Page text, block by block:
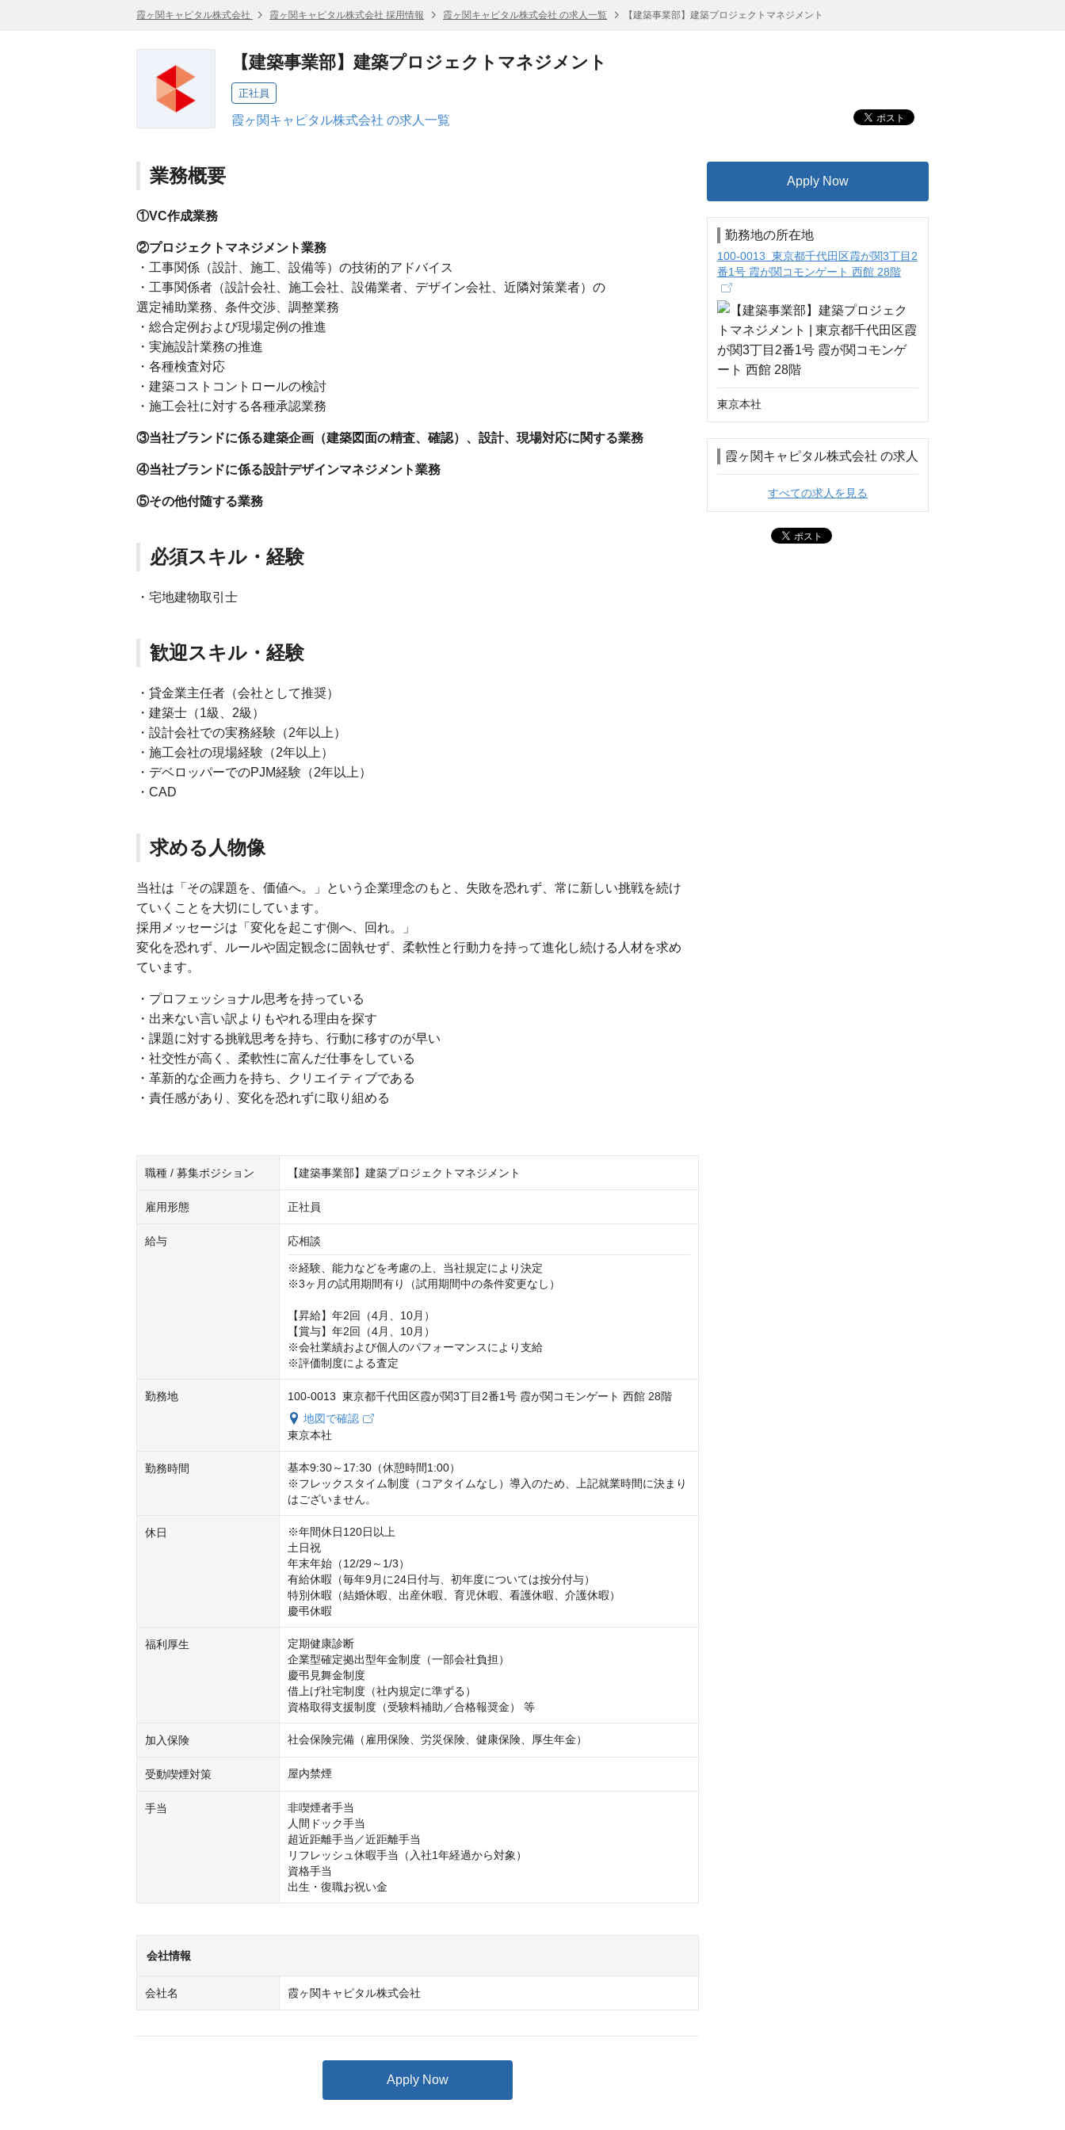
霞ヶ関キャピタル株式会社 霞ヶ関キャピタル株式会社 採用情報 霞ヶ関キャピタル株式会社 の求人一覧 【建築事業部】建築プロジェクトマネジメント
【建築事業部】建築プロジェクトマネジメント
正社員
霞ヶ関キャピタル株式会社 の求人一覧
業務概要
①VC作成業務
②プロジェクトマネジメント業務
・工事関係（設計、施工、設備等）の技術的アドバイス
・工事関係者（設計会社、施工会社、設備業者、デザイン会社、近隣対策業者）の
選定補助業務、条件交渉、調整業務
・総合定例および現場定例の推進
・実施設計業務の推進
・各種検査対応
・建築コストコントロールの検討
・施工会社に対する各種承認業務
③当社ブランドに係る建築企画（建築図面の精査、確認）、設計、現場対応に関する業務
④当社ブランドに係る設計デザインマネジメント業務
⑤その他付随する業務
必須スキル・経験
・宅地建物取引士
歓迎スキル・経験
・貸金業主任者（会社として推奨）
・建築士（1級、2級）
・設計会社での実務経験（2年以上）
・施工会社の現場経験（2年以上）
・デベロッパーでのPJM経験（2年以上）
・CAD
求める人物像
当社は「その課題を、価値へ。」という企業理念のもと、失敗を恐れず、常に新しい挑戦を続け
ていくことを大切にしています。
採用メッセージは「変化を起こす側へ、回れ。」
変化を恐れず、ルールや固定観念に固執せず、柔軟性と行動力を持って進化し続ける人材を求め
ています。
・プロフェッショナル思考を持っている
・出来ない言い訳よりもやれる理由を探す
・課題に対する挑戦思考を持ち、行動に移すのが早い
・社交性が高く、柔軟性に富んだ仕事をしている
・革新的な企画力を持ち、クリエイティブである
・責任感があり、変化を恐れずに取り組める
職種 / 募集ポジション 【建築事業部】建築プロジェクトマネジメント
雇用形態 正社員
給与 応相談
※経験、能力などを考慮の上、当社規定により決定
※3ヶ月の試用期間有り（試用期間中の条件変更なし）
【昇給】年2回（4月、10月）
【賞与】年2回（4月、10月）
※会社業績および個人のパフォーマンスにより支給
※評価制度による査定
勤務地
100-0013 東京都千代田区霞が関3丁目2番1号 霞が関コモンゲート 西館 28階
地図で確認
東京本社
勤務時間
基本9:30～17:30（休憩時間1:00）
※フレックスタイム制度（コアタイムなし）導入のため、上記就業時間に決まり
はございません。
休日
※年間休日120日以上
土日祝
年末年始（12/29～1/3）
有給休暇（毎年9月に24日付与、初年度については按分付与）
特別休暇（結婚休暇、出産休暇、育児休暇、看護休暇、介護休暇）
慶弔休暇
福利厚生
定期健康診断
企業型確定拠出型年金制度（一部会社負担）
慶弔見舞金制度
借上げ社宅制度（社内規定に準ずる）
資格取得支援制度（受験料補助／合格報奨金） 等
加入保険 社会保険完備（雇用保険、労災保険、健康保険、厚生年金）
受動喫煙対策 屋内禁煙
手当
非喫煙者手当
人間ドック手当
超近距離手当／近距離手当
リフレッシュ休暇手当（入社1年経過から対象）
資格手当
出生・復職お祝い金
会社情報
会社名 霞ヶ関キャピタル株式会社
Apply Now
Apply Now
勤務地の所在地
100-0013 東京都千代田区霞が関3丁目2
番1号 霞が関コモンゲート 西館 28階
東京本社
霞ヶ関キャピタル株式会社 の求人
すべての求人を見る